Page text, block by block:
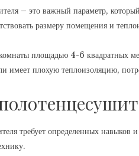
– это важный параметр,
размеру помещения и
площадью 4-6 квадратных
имеет плохую теплоизоляцию,
требует определенных